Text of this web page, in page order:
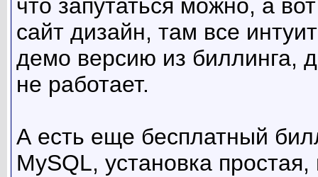
что запутаться можно, а
сайт дизайн, там все
демо версию из биллинга,
не работает.
А есть еще бесплатный
MySQL, установка